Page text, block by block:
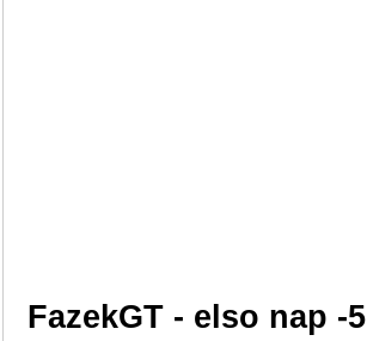
FazekGT - elso nap -5